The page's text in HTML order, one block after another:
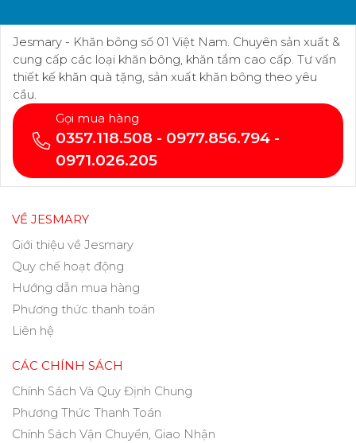
Jesmary - Khăn bông số 01 Việt Nam. Chuyên sản xuất &
cung cấp các loại khăn bông, khăn tắm cao cấp. Tư vấn
thiết kế khăn quà tặng, sản xuất khăn bông theo yêu
cầu.
Gọi mua hàng
0357.118.508 - 0977.856.794 -
0971.026.205
VỀ JESMARY
Giới thiệu về Jesmary
Quy chế hoạt động
Hướng dẫn mua hàng
Phương thức thanh toán
Liên hệ
CÁC CHÍNH SÁCH
Chính Sách Và Quy Định Chung
Phương Thức Thanh Toán
Chính Sách Vận Chuyển, Giao Nhận